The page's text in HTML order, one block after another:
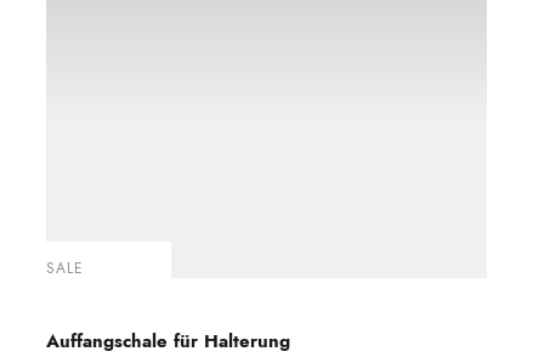
SALE
Auffangschale für Halterung